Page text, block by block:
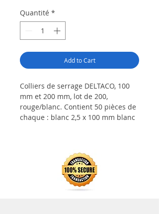
Quantité *
Add to Cart
Colliers de serrage DELTACO, 100
mm et 200 mm, lot de 200,
rouge/blanc. Contient 50 pièces de
chaque : blanc 2,5 x 100 mm blanc